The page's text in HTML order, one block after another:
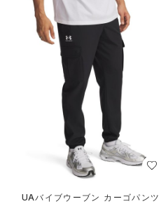
UAバイブウーブン カーゴパンツ